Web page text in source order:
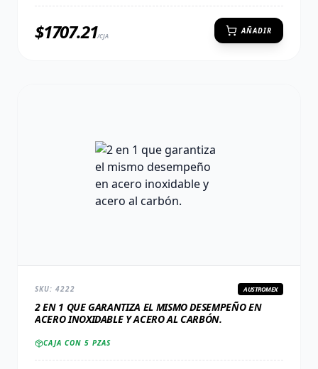
$1707.21/CJA
AÑADIR
SKU: 4222 AUSTROMEX
2 EN 1 QUE GARANTIZA EL MISMO DESEMPEÑO EN
ACERO INOXIDABLE Y ACERO AL CARBÓN.
CAJA CON 5 PZAS